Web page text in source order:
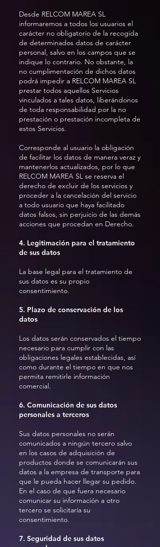
Desde RELCOM MAREA SL
informaremos a todos los usuarios el
carácter no obligatorio de la recogida
de determinados datos de carácter
personal, salvo en los campos que se
indique lo contrario. No obstante, la
no cumplimentación de dichos datos
podrá impedir a RELCOM MAREA SL
prestar todos aquellos Servicios
vinculados a tales datos, liberándonos
de toda responsabilidad por la no
prestación o prestación incompleta de
estos Servicios.
Corresponde al usuario la obligación
de facilitar los datos de manera veraz y
mantenerlos actualizados, por lo que
RELCOM MAREA SL se reserva el
derecho de excluir de los servicios y
proceder a la cancelación del servicio
a todo usuario que haya facilitado
datos falsos, sin perjuicio de las demás
acciones que procedan en Derecho.
4. Legitimación para el tratamiento
de sus datos
La base legal para el tratamiento de
sus datos es su propio
consentimiento.
5. Plazo de conservación de los
datos
Los datos serán conservados el tiempo
necesario para cumplir con las
obligaciones legales establecidas, así
como durante el tiempo en que nos
permita remitirle información
comercial.
6. Comunicación de sus datos
personales a terceros
Sus datos personales no serán
comunicados a ningún tercero salvo
en los casos de adquisición de
productos donde se comunicarán sus
datos a la empresa de transporte para
que le pueda hacer llegar su pedido.
En el caso de que fuera necesario
comunicar su información a otro
tercero se solicitaría su
consentimiento.
7. Seguridad de sus datos